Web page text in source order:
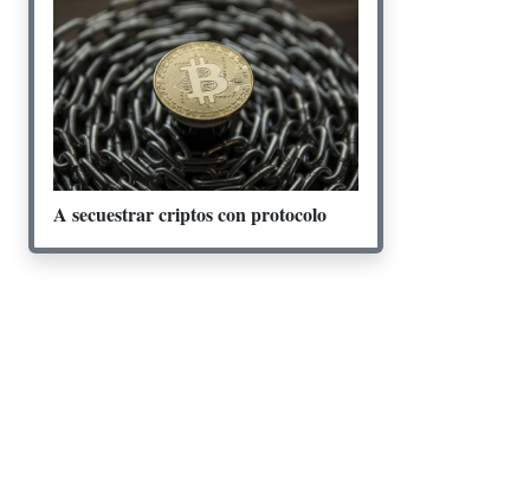
A secuestrar criptos con protocolo